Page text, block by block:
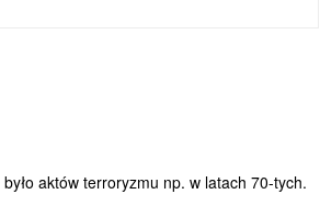
aktów terroryzmu np. w latach 70-tych.